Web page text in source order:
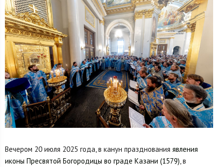
Вечером 20 июля 2025 года, в канун празднования явления
иконы Пресвятой Богородицы во граде Казани (1579) , в